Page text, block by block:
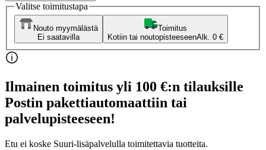
Valitse toimitustapa
Nouto myymälästä
Ei saatavilla
Toimitus
Kotiin tai noutopisteeseenAlk. 0 €
Ilmainen toimitus yli 100 €:n tilauksille
Postin pakettiautomaattiin tai
palvelupisteeseen!
Etu ei koske Suuri‑lisäpalvelulla toimitettavia tuotteita.